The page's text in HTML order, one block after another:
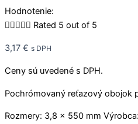
Hodnotenie:
 Rated 5 out of 5
3,17 € s DPH
Ceny sú uvedené s DPH.
Pochrómovaný reťazový obojok
Rozmery: 3,8 x 550 mm